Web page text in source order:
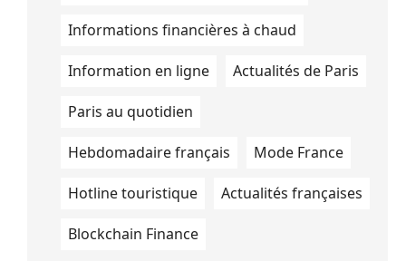
Informations financières à chaud
Information en ligne Actualités de Paris
Paris au quotidien
Hebdomadaire français Mode France
Hotline touristique Actualités françaises
Blockchain Finance